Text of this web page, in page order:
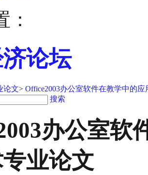
：
论坛
论文> Office2003办公室软件在教学中的
搜索
办公室软
业论文